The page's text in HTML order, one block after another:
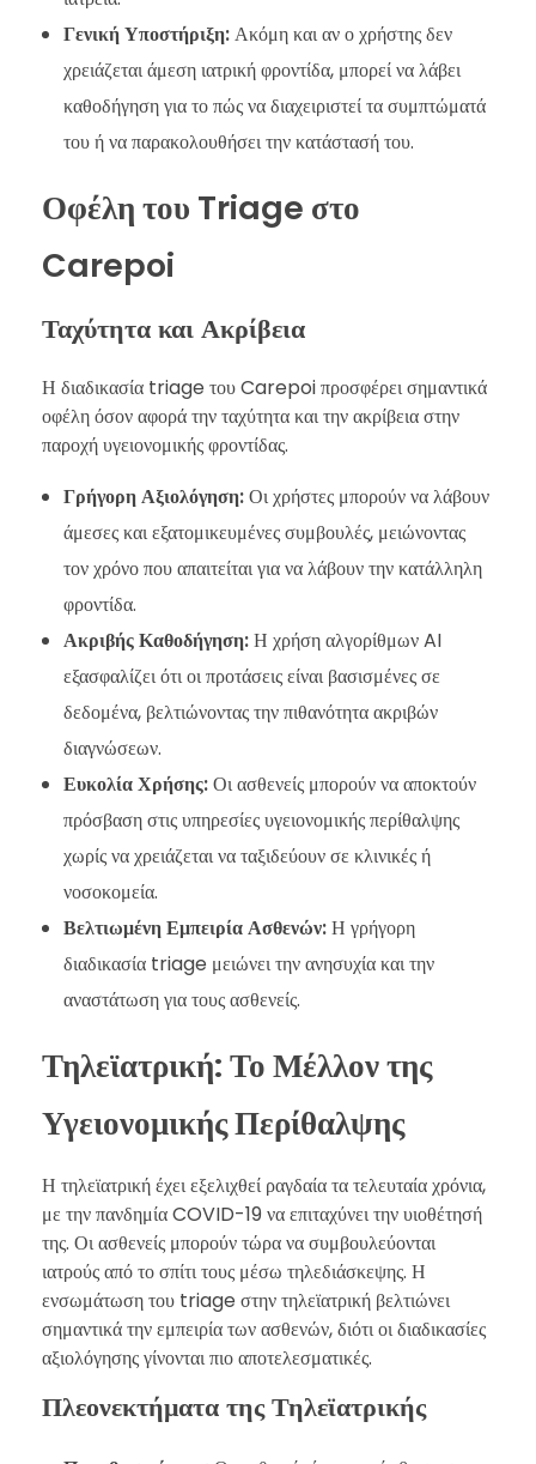
Γενική Υποστήριξη:Ακόμη και αν ο χρήστης δεν
χρειάζεται άμεση ιατρική φροντίδα, μπορεί να λάβει
καθοδήγηση για το πώς να διαχειριστεί τα συμπτώματά
του ή να παρακολουθήσει την κατάστασή του.
Οφέλη του Triage στο
Carepoi
Ταχύτητα και Ακρίβεια
Η διαδικασία triage του Carepoi προσφέρει σημαντικά
οφέλη όσον αφορά την ταχύτητα και την ακρίβεια στην
παροχή υγειονομικής φροντίδας.
Γρήγορη Αξιολόγηση:Οι χρήστες μπορούν να λάβουν
άμεσες και εξατομικευμένες συμβουλές, μειώνοντας
τον χρόνο που απαιτείται για να λάβουν την κατάλληλη
φροντίδα.
Ακριβής Καθοδήγηση:Η χρήση αλγορίθμων AI
εξασφαλίζει ότι οι προτάσεις είναι βασισμένες σε
δεδομένα, βελτιώνοντας την πιθανότητα ακριβών
διαγνώσεων.
Ευκολία Χρήσης:Οι ασθενείς μπορούν να αποκτούν
πρόσβαση στις υπηρεσίες υγειονομικής περίθαλψης
χωρίς να χρειάζεται να ταξιδεύουν σε κλινικές ή
νοσοκομεία.
Βελτιωμένη Εμπειρία Ασθενών:Η γρήγορη
διαδικασία triage μειώνει την ανησυχία και την
αναστάτωση για τους ασθενείς.
Τηλεϊατρική: Το Μέλλον της
Υγειονομικής Περίθαλψης
Η τηλεϊατρική έχει εξελιχθεί ραγδαία τα τελευταία χρόνια,
με την πανδημία COVID-19 να επιταχύνει την υιοθέτησή
της. Οι ασθενείς μπορούν τώρα να συμβουλεύονται
ιατρούς από το σπίτι τους μέσω τηλεδιάσκεψης. Η
ενσωμάτωση του triage στην τηλεϊατρική βελτιώνει
σημαντικά την εμπειρία των ασθενών, διότι οι διαδικασίες
αξιολόγησης γίνονται πιο αποτελεσματικές.
Πλεονεκτήματα της Τηλεϊατρικής